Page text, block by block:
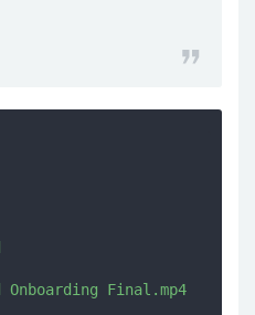
Onboarding Final.mp4